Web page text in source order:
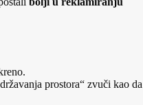
prostora“ zvuči kao da